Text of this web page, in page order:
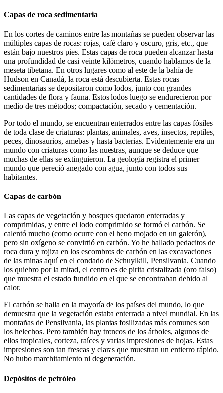
Capas de roca sedimentaria
En los cortes de caminos entre las montañas se pueden observar las
múltiples capas de rocas: rojas, café claro y oscuro, gris, etc., que
están bajo nuestros pies. Estas capas de roca pueden alcanzar hasta
una profundidad de casi veinte kilómetros, cuando hablamos de la
meseta tibetana. En otros lugares como al este de la bahía de
Hudson en Canadá, la roca está descubierta. Estas rocas
sedimentarias se depositaron como lodos, junto con grandes
cantidades de flora y fauna. Estos lodos luego se endurecieron por
medio de tres métodos; compactación, secado y cementación.
Por todo el mundo, se encuentran enterrados entre las capas fósiles
de toda clase de criaturas: plantas, animales, aves, insectos, reptiles,
peces, dinosaurios, amebas y hasta bacterias. Evidentemente era un
mundo con criaturas como las nuestras, aunque se deduce que
muchas de ellas se extinguieron. La geología registra el primer
mundo que pereció anegado con agua, junto con todos sus
habitantes.
Capas de carbón
Las capas de vegetación y bosques quedaron enterradas y
comprimidas, y entre el lodo comprimido se formó el carbón. Se
calentó mucho (como ocurre con el heno mojado en un galerón),
pero sin oxígeno se convirtió en carbón. Yo he hallado pedacitos de
roca dura y rojiza en los escombros de carbón en las excavaciones
de las minas aquí en el condado de Schuylkill, Pensilvania. Cuando
los quiebro por la mitad, el centro es de pirita cristalizada (oro falso)
que muestra el estado fundido en el que se encontraban debido al
calor.
El carbón se halla en la mayoría de los países del mundo, lo que
demuestra que la vegetación estaba enterrada a nivel mundial. En las
montañas de Pensilvania, las plantas fosilizadas más comunes son
los helechos. Pero también hay troncos de los árboles, algunos de
ellos tropicales, corteza, raíces y varias impresiones de hojas. Estas
impresiones son tan frescas y claras que muestran un entierro rápido.
No hubo marchitamiento ni degeneración.
Depósitos de petróleo